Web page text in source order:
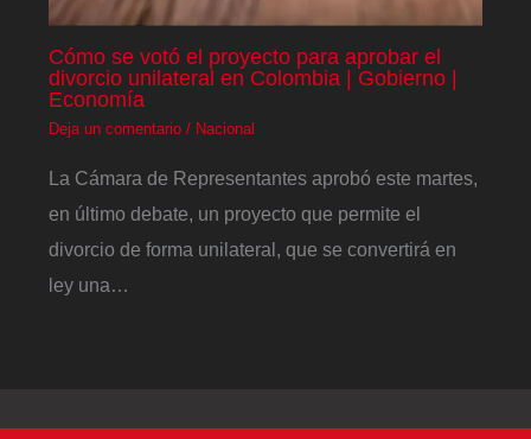
Cómo se votó el proyecto para aprobar el
divorcio unilateral en Colombia | Gobierno |
Economía
Deja un comentario / Nacional
La Cámara de Representantes aprobó este martes,
en último debate, un proyecto que permite el
divorcio de forma unilateral, que se convertirá en
ley una…